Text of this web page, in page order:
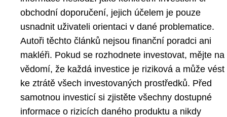
obchodní doporučení, jejich účelem je pouze
usnadnit uživateli orientaci v dané problematice.
Autoři těchto článků nejsou finanční poradci ani
makléři. Pokud se rozhodnete investovat, mějte na
vědomí, že každá investice je riziková a může vést
ke ztrátě všech investovaných prostředků. Před
samotnou investicí si zjistěte všechny dostupné
informace o rizicích daného produktu a nikdy